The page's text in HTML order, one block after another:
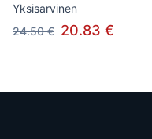
Yksisarvinen
24.50 € 20.83 €